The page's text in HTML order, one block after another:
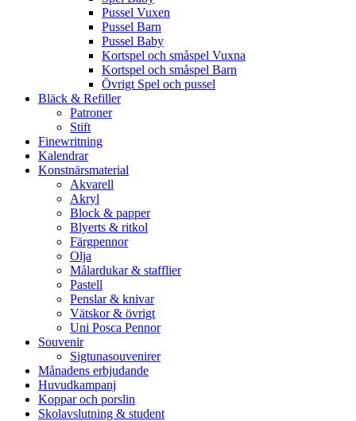
Pussel Vuxen
Pussel Barn
Pussel Baby
Kortspel och småspel Vuxna
Kortspel och småspel Barn
Övrigt Spel och pussel
Bläck & Refiller
Patroner
Stift
Finewritning
Kalendrar
Konstnärsmaterial
Akvarell
Akryl
Block & papper
Blyerts & ritkol
Färgpennor
Olja
Målardukar & stafflier
Pastell
Penslar & knivar
Vätskor & övrigt
Uni Posca Pennor
Souvenir
Sigtunasouvenirer
Månadens erbjudande
Huvudkampanj
Koppar och porslin
Skolavslutning & student